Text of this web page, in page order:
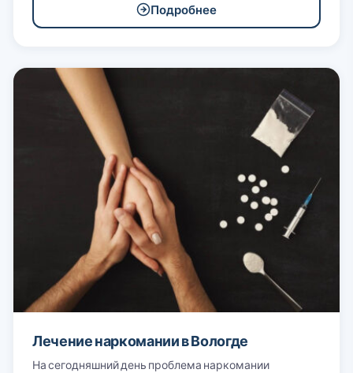
Подробнее
Лечение наркомании в Вологде
На сегодняшний день проблема наркомании